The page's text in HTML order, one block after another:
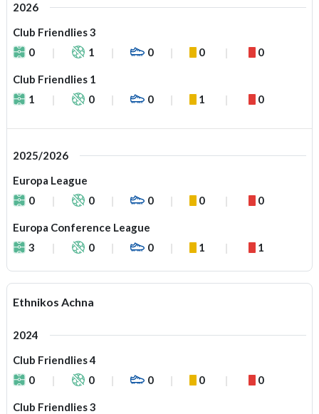
2026
Club Friendlies 3
0
1 0 0 0
Club Friendlies 1
1
0 0 1 0
2025/2026
Europa League
0
0 0 0 0
Europa Conference League
3
0 0 1 1
Ethnikos Achna
2024
Club Friendlies 4
0
0 0 0 0
Club Friendlies 3